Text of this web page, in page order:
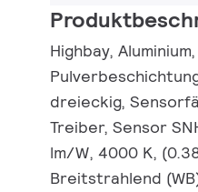
Highbay,
dreieckig,
Treiber, Sensor
lm/W, 4000 K,
Breitstrahlend